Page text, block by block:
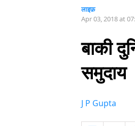
लाइफ़
Apr 03, 2018 at
बाकी
समुदाय
J P Gupta